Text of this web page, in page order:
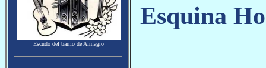
Escudo del barrio de Almagro
Esquina